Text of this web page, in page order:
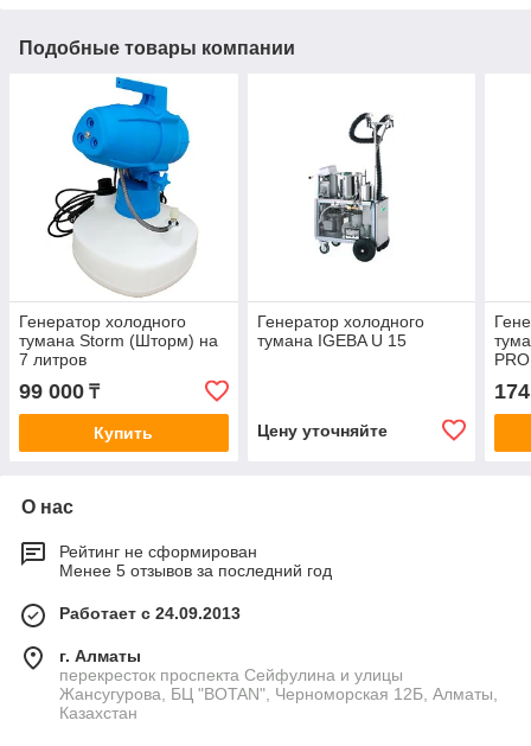
Подобные товары компании
Генератор холодного
тумана Storm (Шторм) на
7 литров
99 000 ₸
Купить
Генератор холодного
тумана IGEBA U 15
Цену уточняйте
О нас
Рейтинг не сформирован
Менее 5 отзывов за последний год
Работает с 24.09.2013
г. Алматы
перекресток проспекта Сейфулина и улицы
Жансугурова, БЦ "BOTAN", Черноморская 12Б, Алматы,
Казахстан